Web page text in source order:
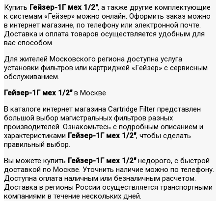
Купить Гейзер-1Г мех 1/2", а также другие комплектующие
к системам «Гейзер» можно онлайн. Оформить заказ можно
в интернет магазине, по телефону или электронной почте.
Доставка и оплата товаров осуществляется удобным для
вас способом.
Для жителей Московского региона доступна услуга
установки фильтров или картриджей «Гейзер» с сервисным
обслуживанием.
Гейзер-1Г мех 1/2"в Москве
В каталоге интернет магазина Cartridge Filter представлен
большой выбор магистральных фильтров разных
производителей. Ознакомьтесь с подробным описанием и
характеристиками Гейзер-1Г мех 1/2", чтобы сделать
правильный выбор.
Вы можете купить Гейзер-1Г мех 1/2"недорого, с быстрой
доставкой по Москве. Уточнить наличие можно по телефону.
Доступна оплата наличным или безналичным расчетом.
Доставка в регионы России осуществляется транспортными
компаниями в течение нескольких дней.